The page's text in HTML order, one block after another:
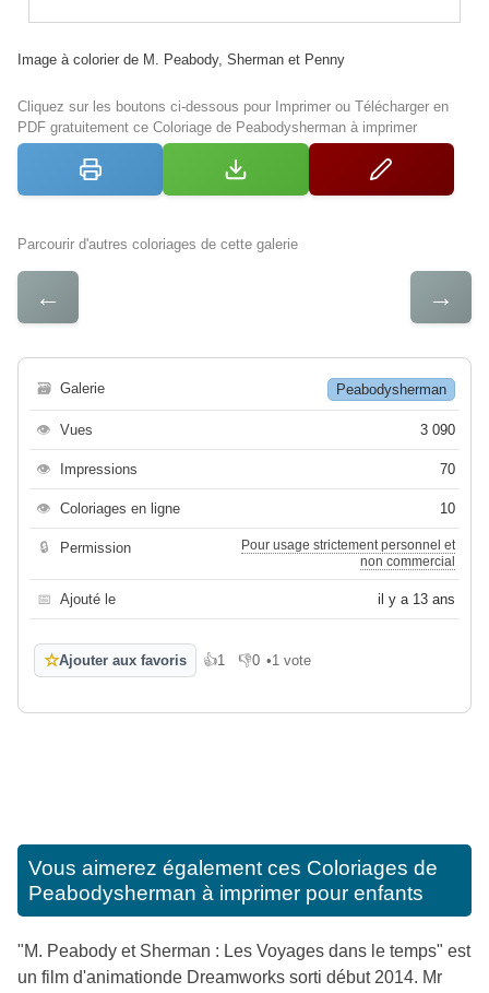
Image à colorier de M. Peabody, Sherman et Penny
Cliquez sur les boutons ci-dessous pour Imprimer ou Télécharger en
PDF gratuitement ce Coloriage de Peabodysherman à imprimer
Parcourir d'autres coloriages de cette galerie
← →
🗃 Galerie Peabodysherman
👁 Vues 3 090
👁 Impressions 70
👁 Coloriages en ligne 10
🔒 Permission
Pour usage strictement personnel et
non commercial
📅 Ajouté le il y a 13 ans
☆Ajouter aux favoris 👍1
J'aime 👎0
Je n'aime pas
•1 vote
Vous aimerez également ces Coloriages de
Peabodysherman à imprimer pour enfants
"M. Peabody et Sherman : Les Voyages dans le temps" est
un film d'animationde Dreamworks sorti début 2014. Mr